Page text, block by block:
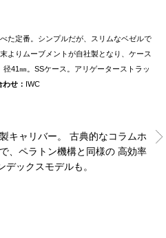
た定番。シンプルだが、スリムなベゼルで
よりムーブメントが自社製となり、ケース
41㎜。SSケース。アリゲーターストラッ
わせ： IWC
キャリバー。 古典的なコラムホ
、ペラトン機構と同様の 高効率
ックスモデルも。